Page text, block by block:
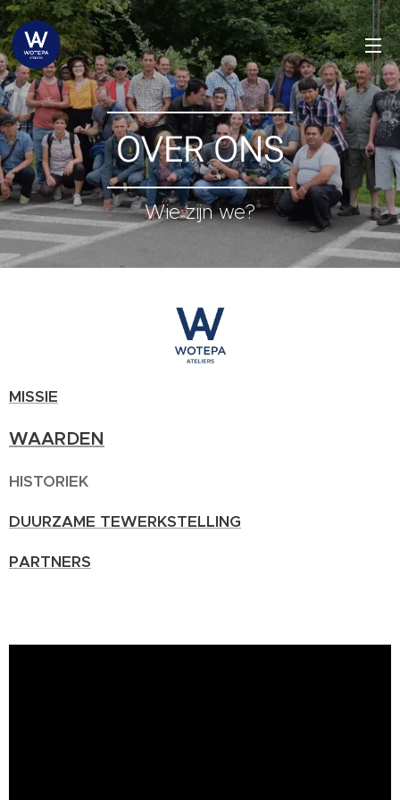
OVER ONS
Wie zijn we?
MISSIE
WAARDEN
HISTORIEK
DUURZAME TEWERKSTELLING
PARTNERS